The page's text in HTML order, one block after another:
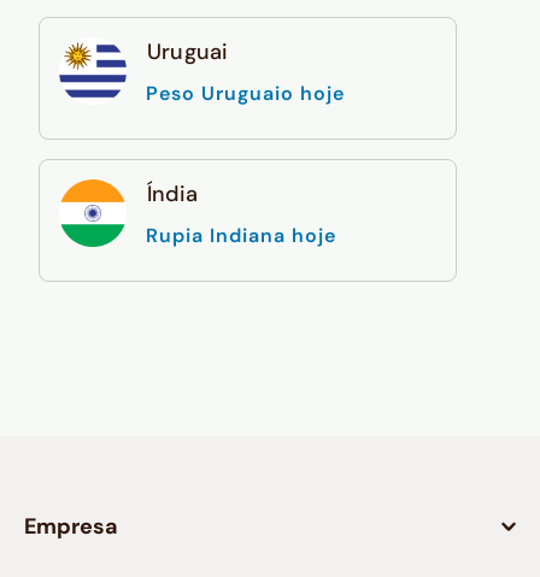
Uruguai
Peso Uruguaio hoje
Índia
Rupia Indiana hoje
Empresa